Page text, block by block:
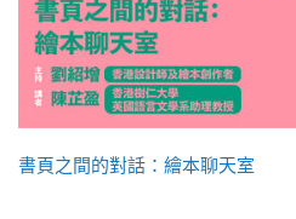
書頁之間的對話：繪本聊天室